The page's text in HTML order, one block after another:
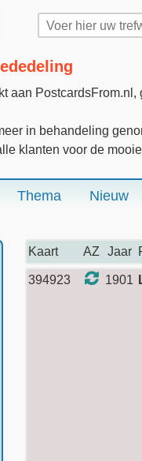
aan
in behandeling
klanten voor de
Thema Nieuw
Kaart AZ Jaar
394923 1901